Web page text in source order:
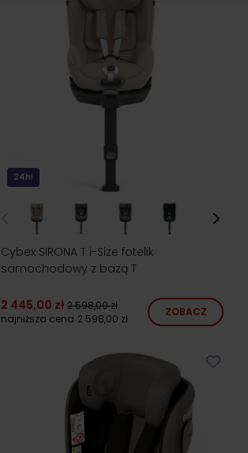
24h!
Cybex SIRONA T i-Size fotelik
samochodowy z bazą T
2 445,00 zł 2 598,00 zł
najniższa cena 2 598,00 zł
ZOBACZ